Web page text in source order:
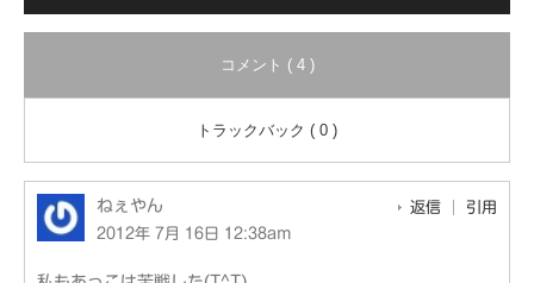
コメント ( 4 )
トラックバック ( 0 )
ねぇやん
2012年 7月 16日 12:38am
返信 引用